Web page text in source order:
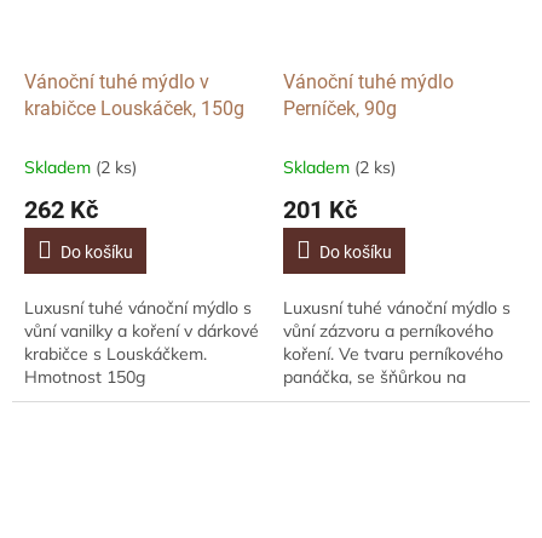
Vánoční tuhé mýdlo v
krabičce Louskáček, 150g
Skladem (2 ks)
262 Kč
Do košíku
Luxusní tuhé vánoční mýdlo s
vůní vanilky a koření v dárkové
krabičce s Louskáčkem.
Hmotnost 150g
Vánoční tuhé mýdlo
Perníček, 90g
Skladem (2 ks)
201 Kč
Do košíku
Luxusní tuhé vánoční mýdlo s
vůní zázvoru a perníkového
koření. Ve tvaru perníkového
panáčka, se šňůrkou na
zavěšení. Hmotnost 90g